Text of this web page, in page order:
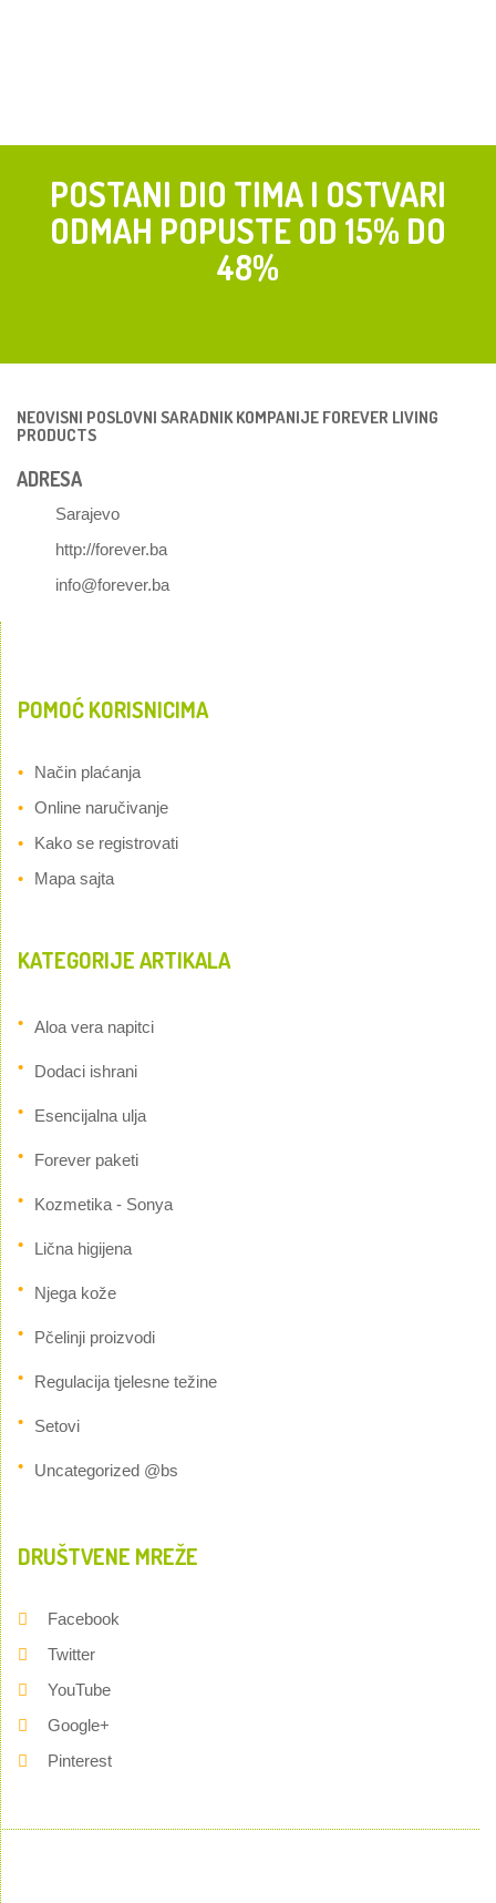
POSTANI DIO TIMA I OSTVARI
ODMAH POPUSTE OD 15% DO
48%
NEOVISNI POSLOVNI SARADNIK KOMPANIJE FOREVER LIVING
PRODUCTS
ADRESA
Sarajevo
http://forever.ba
info@forever.ba
POMOĆ KORISNICIMA
Način plaćanja
Online naručivanje
Kako se registrovati
Mapa sajta
KATEGORIJE ARTIKALA
Aloa vera napitci
Dodaci ishrani
Esencijalna ulja
Forever paketi
Kozmetika - Sonya
Lična higijena
Njega kože
Pčelinji proizvodi
Regulacija tjelesne težine
Setovi
Uncategorized @bs
DRUŠTVENE MREŽE
Facebook
Twitter
YouTube
Google+
Pinterest